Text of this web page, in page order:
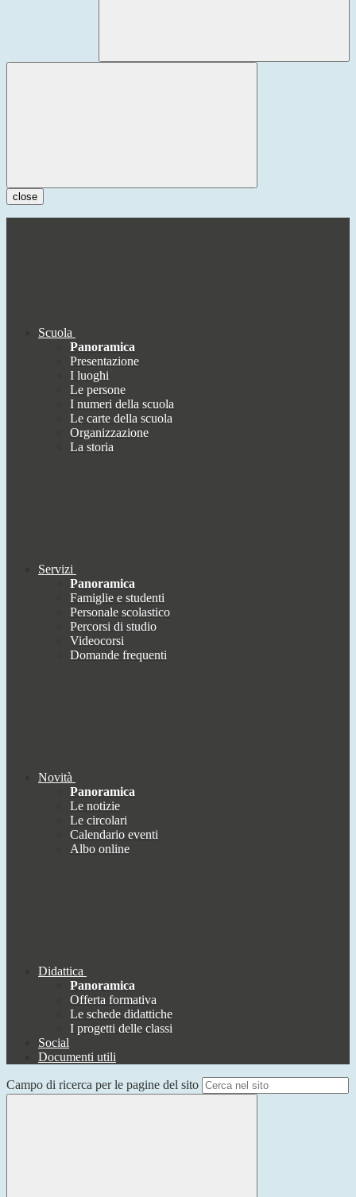
close
Scuola
Panoramica
Presentazione
I luoghi
Le persone
I numeri della scuola
Le carte della scuola
Organizzazione
La storia
Servizi
Panoramica
Famiglie e studenti
Personale scolastico
Percorsi di studio
Videocorsi
Domande frequenti
Novità
Panoramica
Le notizie
Le circolari
Calendario eventi
Albo online
Didattica
Panoramica
Offerta formativa
Le schede didattiche
I progetti delle classi
Social
Documenti utili
Campo di ricerca per le pagine del sito